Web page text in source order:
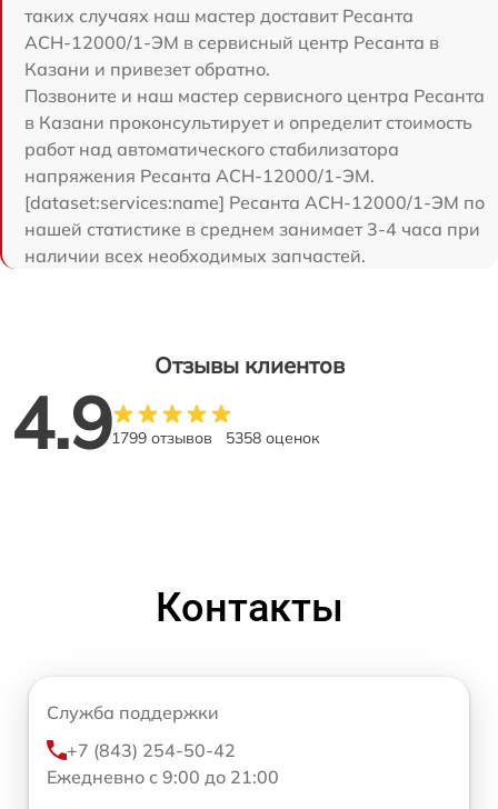
таких случаях наш мастер доставит Ресанта
АСН-12000/1-ЭМ в сервисный центр Ресанта в
Казани и привезет обратно.
Позвоните и наш мастер сервисного центра Ресанта
в Казани проконсультирует и определит стоимость
работ над автоматического стабилизатора
напряжения Ресанта АСН-12000/1-ЭМ.
[dataset:services:name] Ресанта АСН-12000/1-ЭМ по
нашей статистике в среднем занимает 3-4 часа при
наличии всех необходимых запчастей.
Отзывы клиентов
4.91799 отзывов 5358 оценок
Контакты
Служба поддержки
+7 (843) 254-50-42
Ежедневно с 9:00 до 21:00